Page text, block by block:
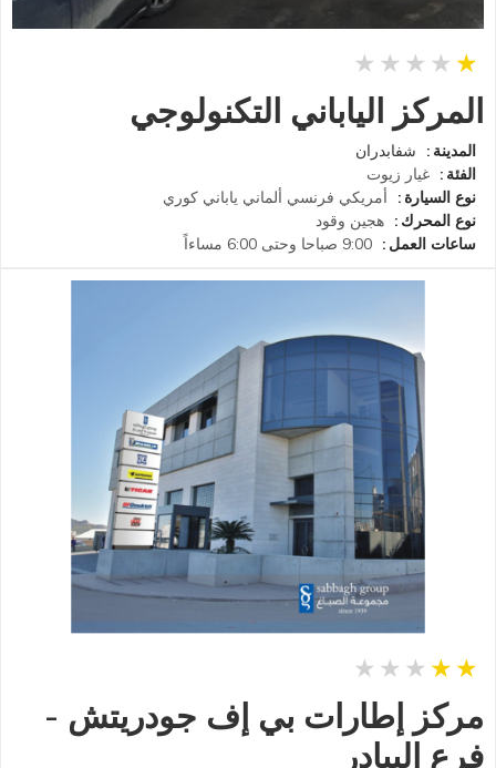
المركز الياباني التكنولوجي
المدينة
شفابدران
الفئة
غيار زيوت
نوع السيارة
أمريكي فرنسي ألماني ياباني كوري
نوع المحرك
هجين وقود
ساعات العمل
9:00 صباحا وحتى 6:00 مساءاً
مركز إطارات بي إف جودريتش -
فرع البيادر